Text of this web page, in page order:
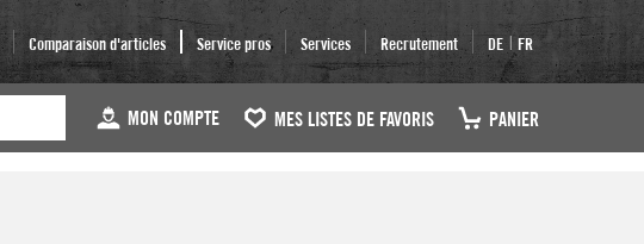
Comparaison d'articles Service pros Services Recrutement DE | FR
MON COMPTE MES LISTES DE FAVORIS PANIER